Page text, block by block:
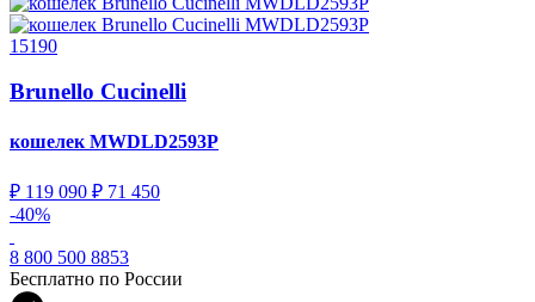
15190
Brunello Cucinelli
кошелек MWDLD2593P
₽ 119 090 ₽ 71 450
-40%
8 800 500 8853
Бесплатно по России